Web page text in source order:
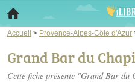
Accueil > Provence-Alpes-Côte d'Azur
Grand Bar du
Cette fiche présente "Grand Bar